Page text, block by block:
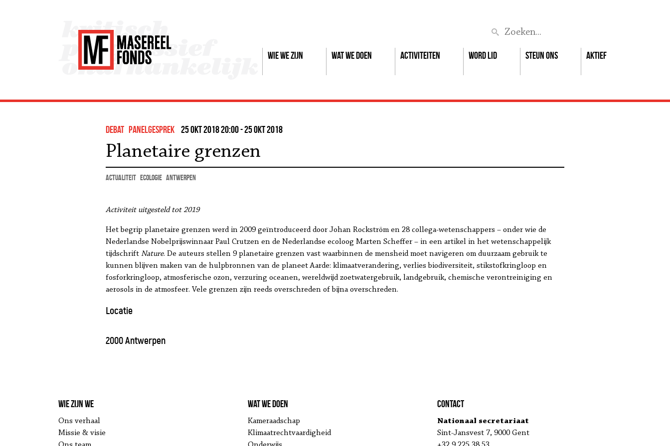
Wie we zijn Wat we doen Activiteiten Word lid Steun ons Aktief
debat panelgesprek 25 okt 2018 20:00 - 25 okt 2018
Planetaire grenzen
actualiteit ecologie Antwerpen
Activiteit uitgesteld tot 2019
Het begrip planetaire grenzen werd in 2009 geïntroduceerd door Johan Rockström en 28 collega-wetenschappers – onder wie de
Nederlandse Nobelprijswinnaar Paul Crutzen en de Nederlandse ecoloog Marten Scheffer – in een artikel in het wetenschappelijk
tijdschrift Nature. De auteurs stellen 9 planetaire grenzen vast waarbinnen de mensheid moet navigeren om duurzaam gebruik te
kunnen blijven maken van de hulpbronnen van de planeet Aarde: klimaatverandering, verlies biodiversiteit, stikstofkringloop en
fosforkringloop, atmosferische ozon, verzuring oceanen, wereldwijd zoetwatergebruik, landgebruik, chemische verontreiniging en
aerosols in de atmosfeer. Vele grenzen zijn reeds overschreden of bijna overschreden.
Locatie
2000 Antwerpen
Wie zijn we
Ons verhaal
Missie & visie
Wat we doen
Kameraadschap
Klimaatrechtvaardigheid
Contact
Nationaal secretariaat
Sint-Jansvest 7, 9000 Gent